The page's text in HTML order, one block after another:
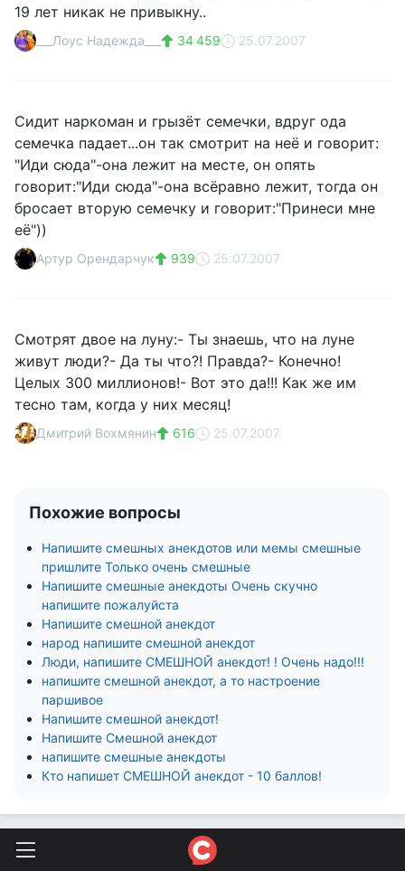
19 лет никак не привыкну..
___Лоус Надежда___ 34 459 25.07.2007
Сидит наркоман и грызёт семечки, вдруг ода
семечка падает...он так смотрит на неё и говорит:
"Иди сюда"-она лежит на месте, он опять
говорит:"Иди сюда"-она всёравно лежит, тогда он
бросает вторую семечку и говорит:"Принеси мне
её"))
Артур Орендарчук 939 25.07.2007
Смотрят двое на луну:- Ты знаешь, что на луне
живут люди?- Да ты что?! Правда?- Конечно!
Целых 300 миллионов!- Вот это да!!! Как же им
тесно там, когда у них месяц!
Дмитрий Вохмянин 616 25.07.2007
Похожие вопросы
Напишите смешных анекдотов или мемы смешные
пришлите Только очень смешные
Напишите смешные анекдоты Очень скучно
напишите пожалуйста
Напишите смешной анекдот
народ напишите смешной анекдот
Люди, напишите СМЕШНОЙ анекдот! ! Очень надо!!!
напишите смешной анекдот, а то настроение
паршивое
Напишите смешной анекдот!
Напишите Смешной анекдот
напишите смешные анекдоты
Кто напишет СМЕШНОЙ анекдот - 10 баллов!